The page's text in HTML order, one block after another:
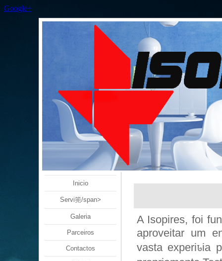
Google+
Inicio
Servi篼/span>
Galeria
Parceiros
Contactos
A Isopires, foi
aproveitar um
vasta experiꮣia